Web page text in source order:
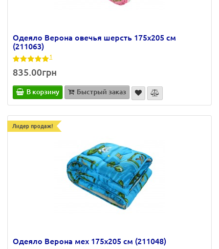
Одеяло Верона овечья шерсть 175х205 см
(211063)
1
835.00грн
В корзину Быстрый заказ
Лидер продаж!
Одеяло Верона мех 175х205 см (211048)